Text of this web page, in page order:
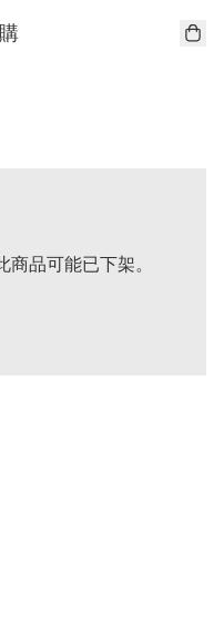
品可能已下架。